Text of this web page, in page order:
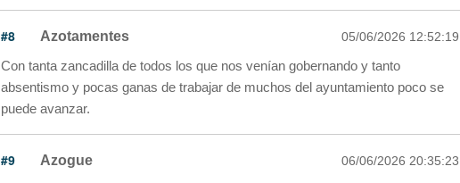
#8 Azotamentes 05/06/2026 12:52:19
Con tanta zancadilla de todos los que nos venían gobernando y tanto
absentismo y pocas ganas de trabajar de muchos del ayuntamiento poco se
puede avanzar.
#9 Azogue 06/06/2026 20:35:23